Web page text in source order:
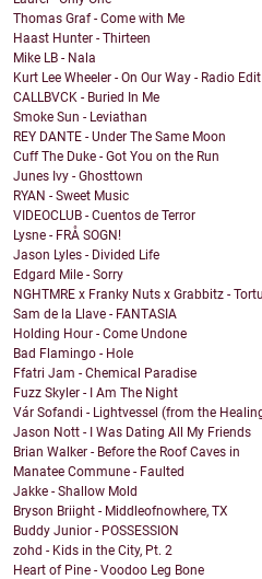
Thomas Graf - Come with Me
Haast Hunter - Thirteen
Mike LB - Nala
Kurt Lee Wheeler - On Our Way - Radio Edit
CALLBVCK - Buried In Me
Smoke Sun - Leviathan
REY DANTE - Under The Same Moon
Cuff The Duke - Got You on the Run
Junes Ivy - Ghosttown
RYAN - Sweet Music
VIDEOCLUB - Cuentos de Terror
Lysne - FRÅ SOGN!
Jason Lyles - Divided Life
Edgard Mile - Sorry
NGHTMRE x Franky Nuts x Grabbitz -
Sam de la Llave - FANTASIA
Holding Hour - Come Undone
Bad Flamingo - Hole
Ffatri Jam - Chemical Paradise
Fuzz Skyler - I Am The Night
Vár Sofandi - Lightvessel (from the
Jason Nott - I Was Dating All My Friends
Brian Walker - Before the Roof Caves in
Manatee Commune - Faulted
Jakke - Shallow Mold
Bryson Briight - Middleofnowhere, TX
Buddy Junior - POSSESSION
zohd - Kids in the City, Pt. 2
Heart of Pine - Voodoo Leg Bone